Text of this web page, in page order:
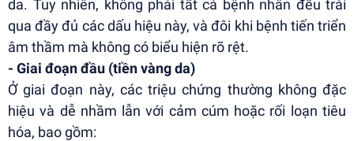
da. Tuy nhiên, không phải tất cả bệnh nhân đều trải
qua đầy đủ các dấu hiệu này, và đôi khi bệnh tiến triển
âm thầm mà không có biểu hiện rõ rệt.
- Giai đoạn đầu (tiền vàng da)
Ở giai đoạn này, các triệu chứng thường không đặc
hiệu và dễ nhầm lẫn với cảm cúm hoặc rối loạn tiêu
hóa, bao gồm: